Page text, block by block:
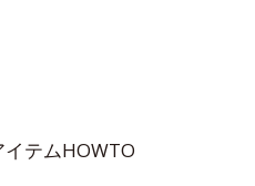
イテムHOWTO